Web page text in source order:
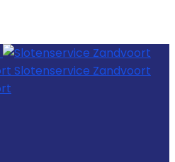
Slotenservice Zandvoort